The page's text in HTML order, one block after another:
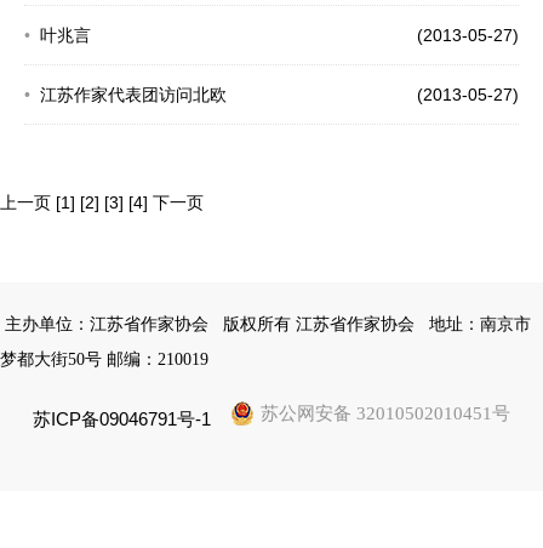
(2013-05-27)
叶兆言
(2013-05-27)
江苏作家代表团访问北欧
上一页 [1] [2] [3] [4] 下一页
主办单位：江苏省作家协会 版权所有 江苏省作家协会
地址：南京市
梦都大街50号 邮编：210019
苏ICP备09046791号-1 苏公网安备 32010502010451号